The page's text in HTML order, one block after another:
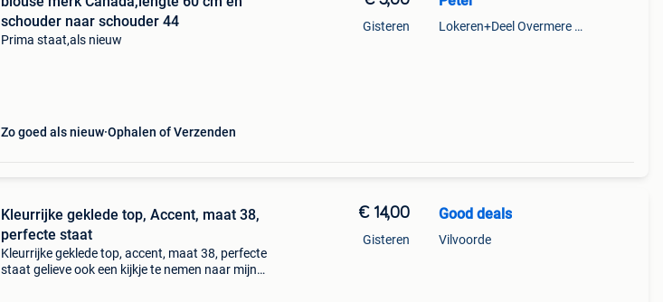
schouder naar schouder 44
Prima staat,als nieuw
Zo goed als nieuw Ophalen of Verzenden
Gisteren Lokeren+Deel Overmere En Zele
Kleurrijke geklede top, Accent, maat 38,
perfecte staat
Kleurrijke geklede top, accent, maat 38, perfecte
staat gelieve ook een kijkje te nemen naar mijn
€ 14,00
Gisteren
Good deals
Vilvoorde